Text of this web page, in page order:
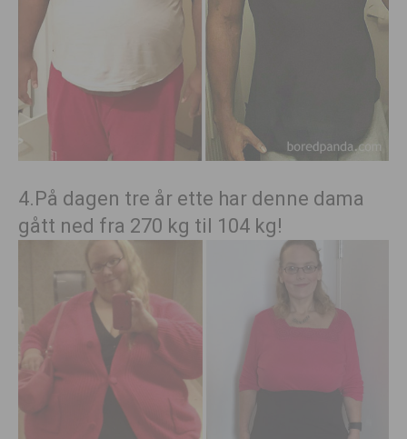
4.På dagen tre år ette har denne dama
gått ned fra 270 kg til 104 kg!